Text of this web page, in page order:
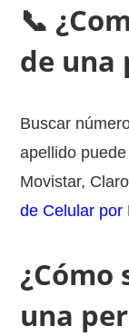
📞
de una
Buscar
apellido
Movistar,
de Celular por
¿Cómo
una